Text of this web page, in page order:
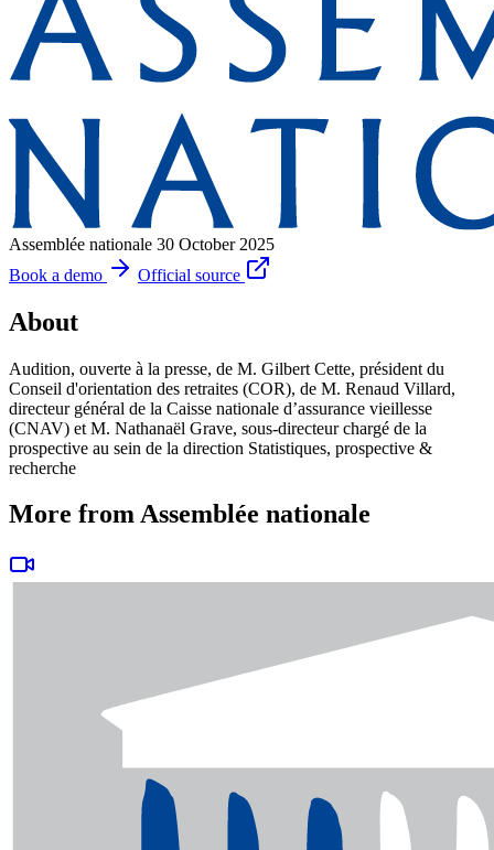
Assemblée nationale 30 October 2025
Book a demo
Official source
About
Audition, ouverte à la presse, de M. Gilbert Cette, président du
Conseil d'orientation des retraites (COR), de M. Renaud Villard,
directeur général de la Caisse nationale d’assurance vieillesse
(CNAV) et M. Nathanaël Grave, sous-directeur chargé de la
prospective au sein de la direction Statistiques, prospective &
recherche
More from Assemblée nationale